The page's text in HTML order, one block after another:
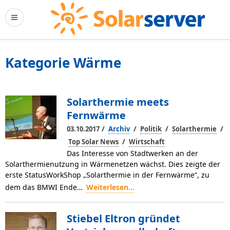
Kategorie Wärme
Solarthermie meets
Fernwärme
03.10.2017 / Archiv / Politik / Solarthermie /
Top Solar News / Wirtschaft
Das Interesse von Stadtwerken an der
Solarthermienutzung in Wärmenetzen wächst. Dies zeigte der
erste Status­Work­Shop „Solarthermie in der Fernwärme“, zu
dem das BMWI Ende… Weiterlesen...
Stiebel Eltron gründet